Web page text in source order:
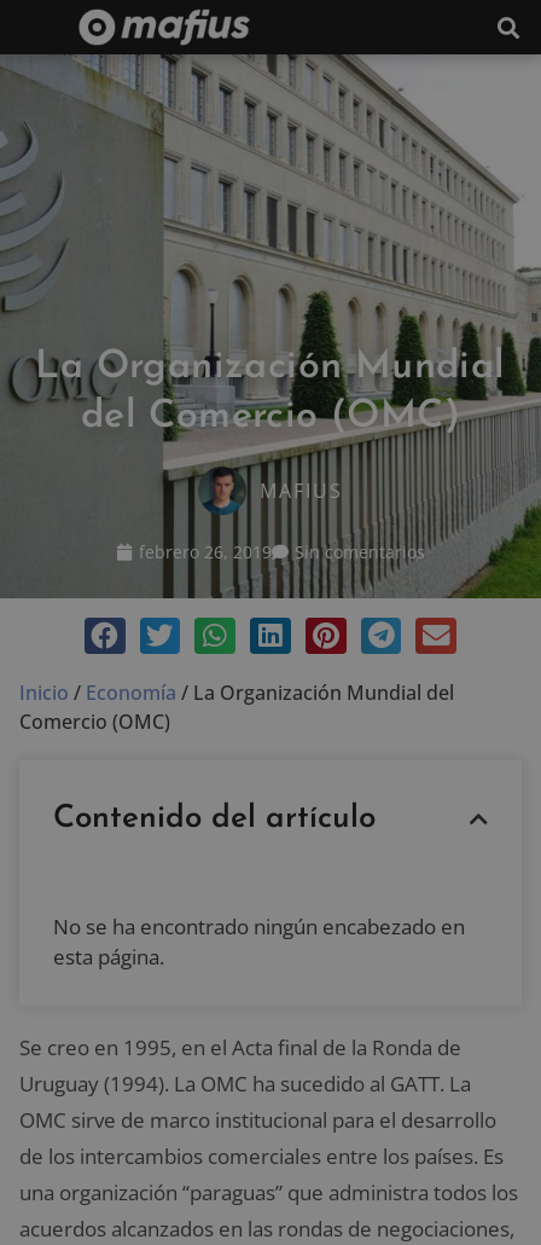
La Organización Mundial
del Comercio (OMC)
MAFIUS
febrero 26, 2019 Sin comentarios
Inicio / Economía / La Organización Mundial del
Comercio (OMC)
Contenido del artículo
No se ha encontrado ningún encabezado en
esta página.
Se creo en 1995, en el Acta final de la Ronda de
Uruguay (1994). La OMC ha sucedido al GATT. La
OMC sirve de marco institucional para el desarrollo
de los intercambios comerciales entre los países. Es
una organización “paraguas” que administra todos los
acuerdos alcanzados en las rondas de negociaciones,